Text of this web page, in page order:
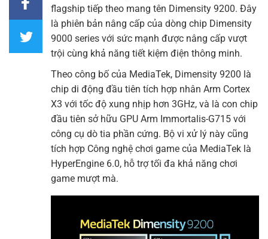
flagship tiếp theo mang tên Dimensity 9200. Đây
là phiên bản nâng cấp của dòng chip Dimensity
9000 series với sức mạnh được nâng cấp vượt
trội cùng khả năng tiết kiệm điện thông minh.
Theo công bố của MediaTek, Dimensity 9200 là
chip di động đầu tiên tích hợp nhân Arm Cortex
X3 với tốc độ xung nhịp hơn 3GHz, và là con chip
đầu tiên sở hữu GPU Arm Immortalis-G715 với
công cụ dò tia phần cứng. Bộ vi xử lý này cũng
tích hợp Công nghệ chơi game của MediaTek là
HyperEngine 6.0, hỗ trợ tối đa khả năng chơi
game mượt mà.